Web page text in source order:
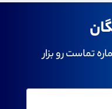
تماست رو بزار